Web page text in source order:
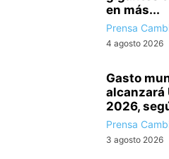
en más...
Prensa
4 agosto 2026
Gasto
alcanzará
2026,
Prensa
3 agosto 2026